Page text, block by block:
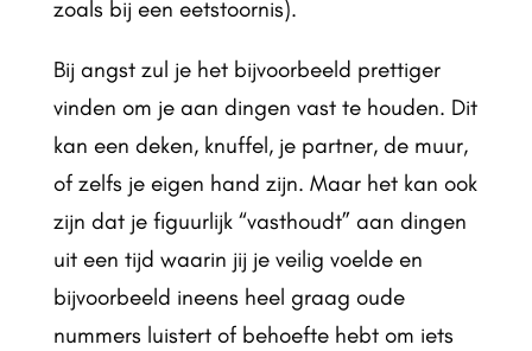
zoals bij een eetstoornis).
Bij angst zul je het bijvoorbeeld prettiger
vinden om je aan dingen vast te houden. Dit
kan een deken, knuffel, je partner, de muur,
of zelfs je eigen hand zijn. Maar het kan ook
zijn dat je figuurlijk “vasthoudt” aan dingen
uit een tijd waarin jij je veilig voelde en
bijvoorbeeld ineens heel graag oude
nummers luistert of behoefte hebt om iets